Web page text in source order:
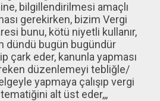
bilgillendirilmesi amaçlı
gerekirken, bizim Vergi
bunu, kötü niyetli kullanır,
dündü bugün bugündür
çark eder, kanunla yapması
düzenlemeyi tebliğle/
yapmaya çalışıp vergi
alt üst eder,,,